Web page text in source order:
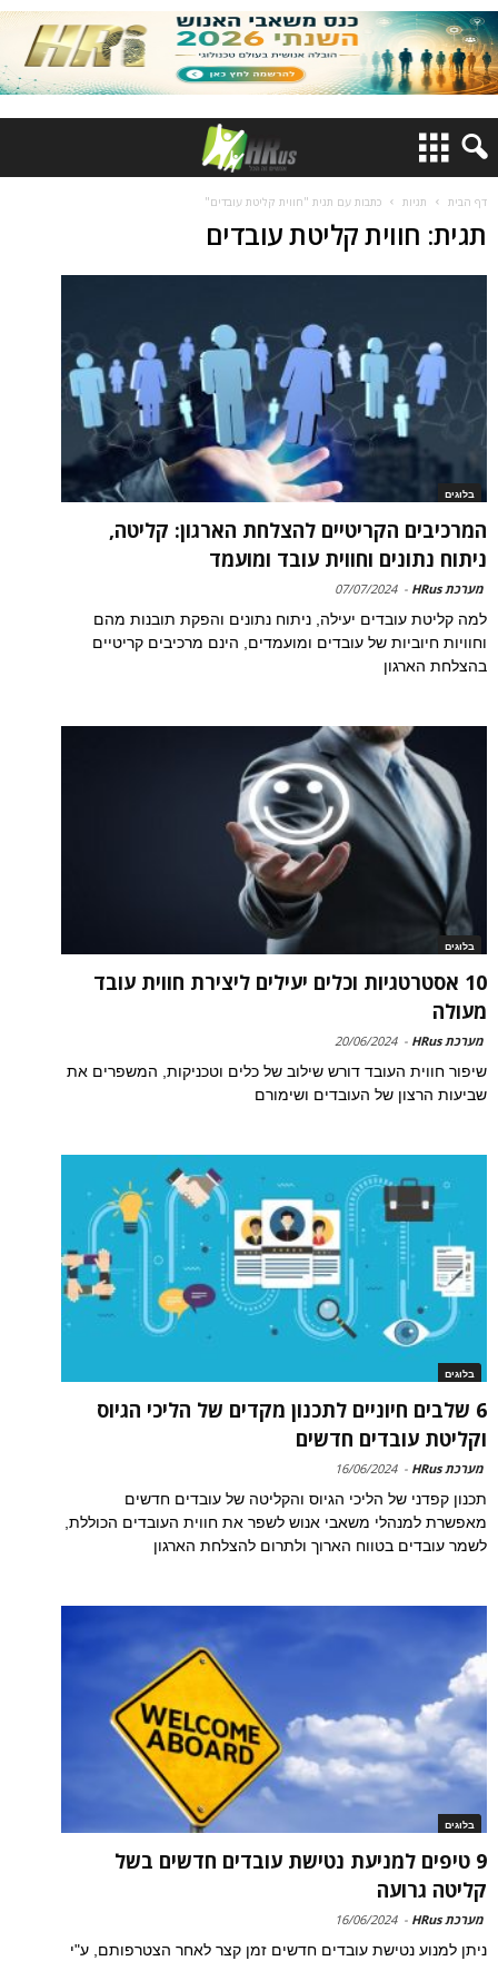
דף הבית תגיות כתבות עם תגית "חווית קליטת עובדים"
תגית: חווית קליטת עובדים
בלוגים
המרכיבים הקריטיים להצלחת הארגון: קליטה,
ניתוח נתונים וחווית עובד ומועמד
מערכת HRus -
07/07/2024
למה קליטת עובדים יעילה, ניתוח נתונים והפקת תובנות מהם
וחוויות חיוביות של עובדים ומועמדים, הינם מרכיבים קריטיים
בהצלחת הארגון
בלוגים
10 אסטרטגיות וכלים יעילים ליצירת חווית עובד
מעולה
מערכת HRus -
20/06/2024
שיפור חווית העובד דורש שילוב של כלים וטכניקות, המשפרים את
שביעות הרצון של העובדים ושימורם
בלוגים
6 שלבים חיוניים לתכנון מקדים של הליכי הגיוס
וקליטת עובדים חדשים
מערכת HRus -
16/06/2024
תכנון קפדני של הליכי הגיוס והקליטה של עובדים חדשים
מאפשרת למנהלי משאבי אנוש לשפר את חווית העובדים הכוללת,
לשמר עובדים בטווח הארוך ולתרום להצלחת הארגון
בלוגים
9 טיפים למניעת נטישת עובדים חדשים בשל
קליטה גרועה
מערכת HRus -
16/06/2024
ניתן למנוע נטישת עובדים חדשים זמן קצר לאחר הצטרפותם, ע"י